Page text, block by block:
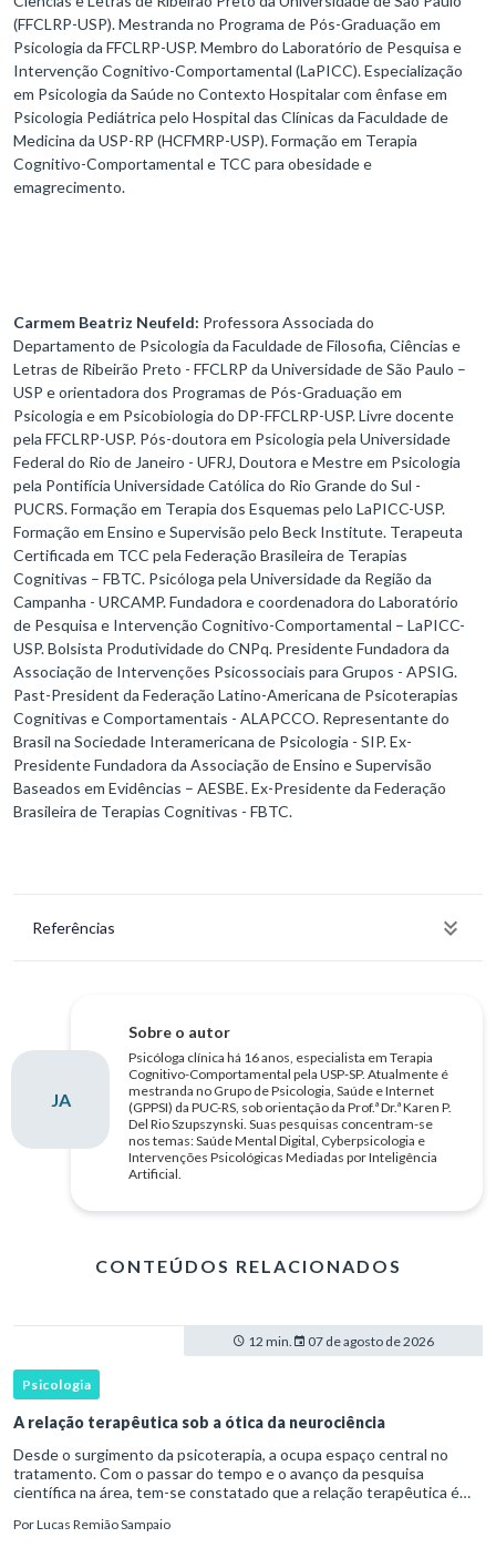
(FFCLRP-USP). Mestranda no Programa de Pós-Graduação em
Psicologia da FFCLRP-USP. Membro do Laboratório de Pesquisa e
Intervenção Cognitivo-Comportamental (LaPICC). Especialização
em Psicologia da Saúde no Contexto Hospitalar com ênfase em
Psicologia Pediátrica pelo Hospital das Clínicas da Faculdade de
Medicina da USP-RP (HCFMRP-USP). Formação em Terapia
Cognitivo-Comportamental e TCC para obesidade e
emagrecimento.
Carmem Beatriz Neufeld: Professora Associada do
Departamento de Psicologia da Faculdade de Filosofia, Ciências e
Letras de Ribeirão Preto - FFCLRP da Universidade de São Paulo –
USP e orientadora dos Programas de Pós-Graduação em
Psicologia e em Psicobiologia do DP-FFCLRP-USP. Livre docente
pela FFCLRP-USP. Pós-doutora em Psicologia pela Universidade
Federal do Rio de Janeiro - UFRJ, Doutora e Mestre em Psicologia
pela Pontifícia Universidade Católica do Rio Grande do Sul -
PUCRS. Formação em Terapia dos Esquemas pelo LaPICC-USP.
Formação em Ensino e Supervisão pelo Beck Institute. Terapeuta
Certificada em TCC pela Federação Brasileira de Terapias
Cognitivas – FBTC. Psicóloga pela Universidade da Região da
Campanha - URCAMP. Fundadora e coordenadora do Laboratório
de Pesquisa e Intervenção Cognitivo-Comportamental – LaPICC-
USP. Bolsista Produtividade do CNPq. Presidente Fundadora da
Associação de Intervenções Psicossociais para Grupos - APSIG.
Past-President da Federação Latino-Americana de Psicoterapias
Cognitivas e Comportamentais - ALAPCCO. Representante do
Brasil na Sociedade Interamericana de Psicologia - SIP. Ex-
Presidente Fundadora da Associação de Ensino e Supervisão
Baseados em Evidências – AESBE. Ex-Presidente da Federação
Brasileira de Terapias Cognitivas - FBTC.
Referências
JA
Sobre o autor
Psicóloga clínica há 16 anos, especialista em Terapia
Cognitivo-Comportamental pela USP-SP. Atualmente é
mestranda no Grupo de Psicologia, Saúde e Internet
(GPPSI) da PUC-RS, sob orientação da Prof.ª Dr.ª Karen P.
Del Rio Szupszynski. Suas pesquisas concentram-se
nos temas: Saúde Mental Digital, Cyberpsicologia e
Intervenções Psicológicas Mediadas por Inteligência
Artificial.
CONTEÚDOS RELACIONADOS
12 min. 07 de agosto de 2026
Psicologia
A relação terapêutica sob a ótica da neurociência
Desde o surgimento da psicoterapia, a ocupa espaço central no
tratamento. Com o passar do tempo e o avanço da pesquisa
científica na área, tem-se constatado que a relação terapêutica é
PorLucas Remião Sampaio